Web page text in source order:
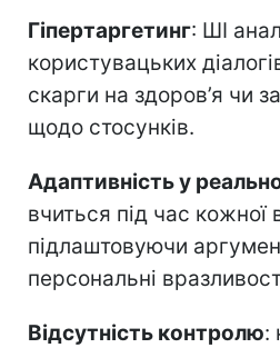
Гіпертаргетинг: ШІ
користувацьких
скарги на здоров’я чи
щодо стосунків.
Адаптивність у
вчиться під час кожної
підлаштовуючи
персональні
Відсутність контролю: